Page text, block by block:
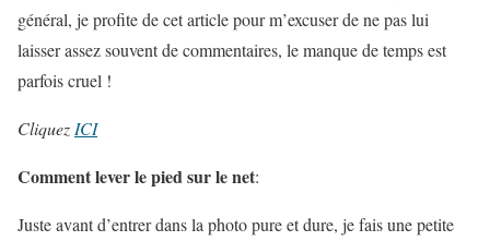
général, je profite de cet article pour m’excuser de ne pas lui
laisser assez souvent de commentaires, le manque de temps est
parfois cruel !
Cliquez ICI
Comment lever le pied sur le net:
Juste avant d’entrer dans la photo pure et dure, je fais une petite